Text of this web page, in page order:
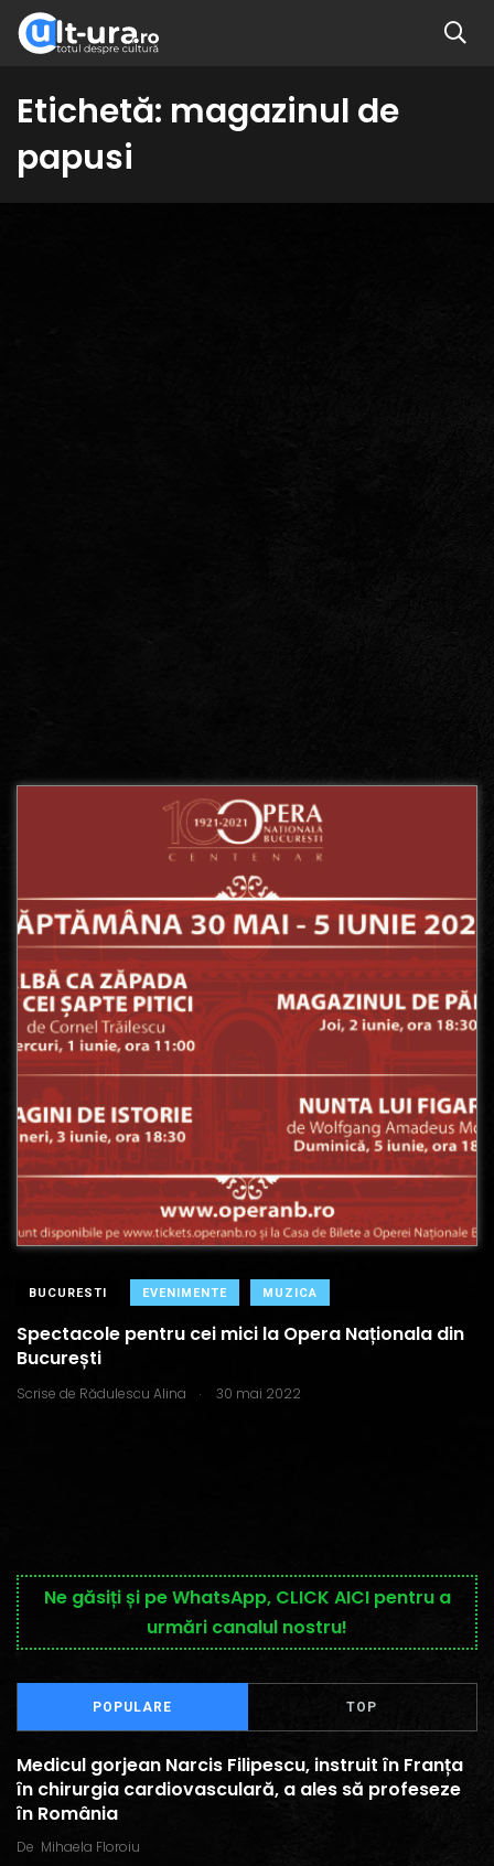
Etichetă: magazinul de
papusi
BUCURESTI EVENIMENTE MUZICA
Spectacole pentru cei mici la Opera Naționala din
București
Scrise de Rădulescu Alina . 30 mai 2022
Ne găsiți și pe WhatsApp, CLICK AICI pentru a
urmări canalul nostru!
POPULARE TOP
Medicul gorjean Narcis Filipescu, instruit în Franța
în chirurgia cardiovasculară, a ales să profeseze
în România
De Mihaela Floroiu